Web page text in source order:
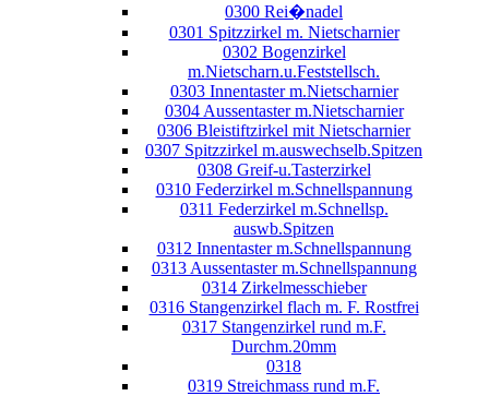
0300 Rei�nadel
0301 Spitzzirkel m. Nietscharnier
0302 Bogenzirkel
m.Nietscharn.u.Feststellsch.
0303 Innentaster m.Nietscharnier
0304 Aussentaster m.Nietscharnier
0306 Bleistiftzirkel mit Nietscharnier
0307 Spitzzirkel m.auswechselb.Spitzen
0308 Greif-u.Tasterzirkel
0310 Federzirkel m.Schnellspannung
0311 Federzirkel m.Schnellsp.
auswb.Spitzen
0312 Innentaster m.Schnellspannung
0313 Aussentaster m.Schnellspannung
0314 Zirkelmesschieber
0316 Stangenzirkel flach m. F. Rostfrei
0317 Stangenzirkel rund m.F.
Durchm.20mm
0318
0319 Streichmass rund m.F.